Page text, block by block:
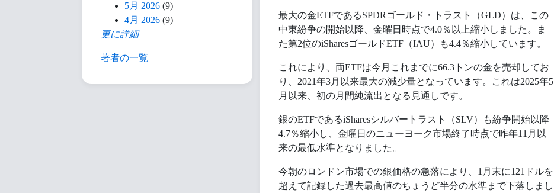
5月 2026 (9)
4月 2026 (9)
更に詳細
著者の一覧
最大の金ETFであるSPDRゴールド・トラスト（GLD）は、この
中東紛争の開始以降、金曜日時点で4.0％以上縮小しました。ま
た第2位のiSharesゴールドETF（IAU）も4.4％縮小しています。
これにより、両ETFは今月これまでに66.3トンの金を売却してお
り、2021年3月以来最大の減少量となっています。これは2025年5
月以来、初の月間純流出となる見通しです。
銀のETFであるiSharesシルバートラスト（SLV）も紛争開始以降
4.7％縮小し、金曜日のニューヨーク市場終了時点で昨年11月以
来の最低水準となりました。
今朝のロンドン市場での銀価格の急落により、1月末に121ドルを
超えて記録した過去最高値のちょうど半分の水準まで下落しまし